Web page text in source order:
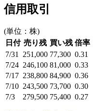
信用取引
(単位：株)
日付 売り残 買い残 倍率
7/31
251,000 77,300 0.31
7/24 246,100 81,000 0.33
7/17 238,800 84,900 0.36
7/10 243,500 73,700 0.30
7/3
279,500 75,400 0.27